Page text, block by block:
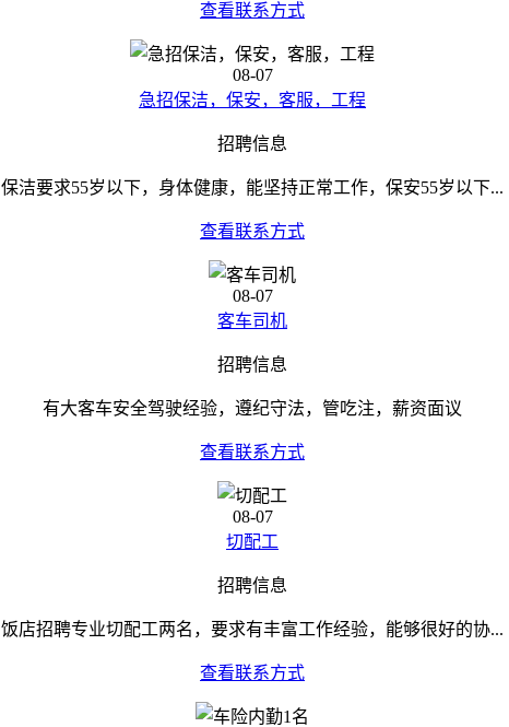
查看联系方式
08-07
急招保洁，保安，客服，工程
招聘信息
保洁要求55岁以下，身体健康，能坚持正常工作，保安55岁以下...
查看联系方式
08-07
客车司机
招聘信息
有大客车安全驾驶经验，遵纪守法，管吃注，薪资面议
查看联系方式
08-07
切配工
招聘信息
饭店招聘专业切配工两名，要求有丰富工作经验，能够很好的协...
查看联系方式